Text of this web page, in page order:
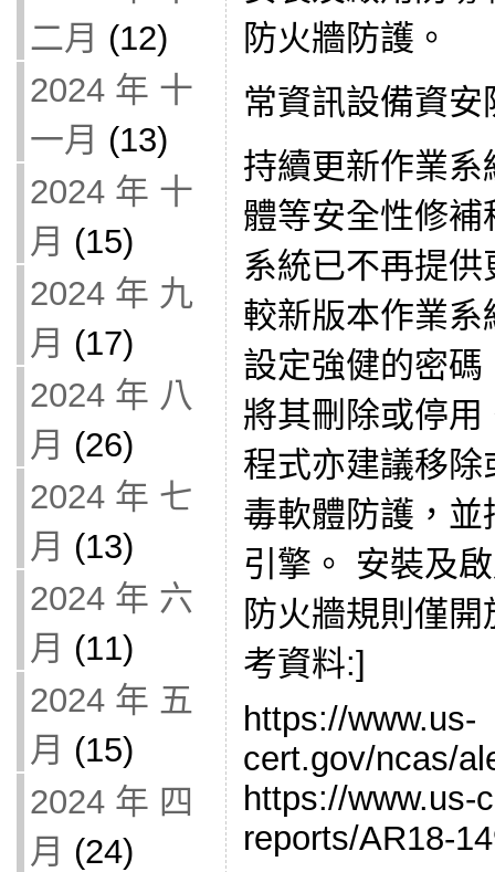
二月 (12)
2024 年 十
一月 (13)
2024 年 十
月 (15)
2024 年 九
月 (17)
2024 年 八
月 (26)
2024 年 七
月 (13)
2024 年 六
月 (11)
2024 年 五
月 (15)
2024 年 四
月 (24)
防火牆防護。
常資訊設備資安
持續更新作業
體等安全性修
系統已不再提
較新版本作業
設定強健的密
將其刪除或停
程式亦建議移
毒軟體防護，
引擎。 安裝及
防火牆規則僅
考資料:]
https://www.us-
cert.gov/ncas/
https://www.us-
reports/AR18-